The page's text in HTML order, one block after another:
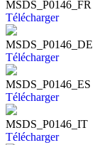
MSDS_P0146_FR
Télécharger
MSDS_P0146_DE
Télécharger
MSDS_P0146_ES
Télécharger
MSDS_P0146_IT
Télécharger